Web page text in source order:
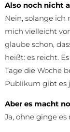
Also noch nicht
Nein, solange
mich vielleicht
glaube schon,
heißt: es reicht.
Tage die Woche
Publikum gibt es
Aber es macht
Ja, ohne ginge